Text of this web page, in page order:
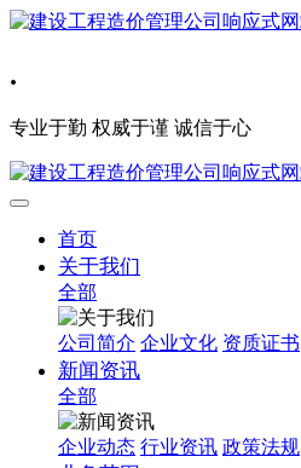
.
专业于勤 权威于谨 诚信于心
首页
关于我们
全部
公司简介 企业文化 资质证书
新闻资讯
全部
企业动态 行业资讯 政策法规